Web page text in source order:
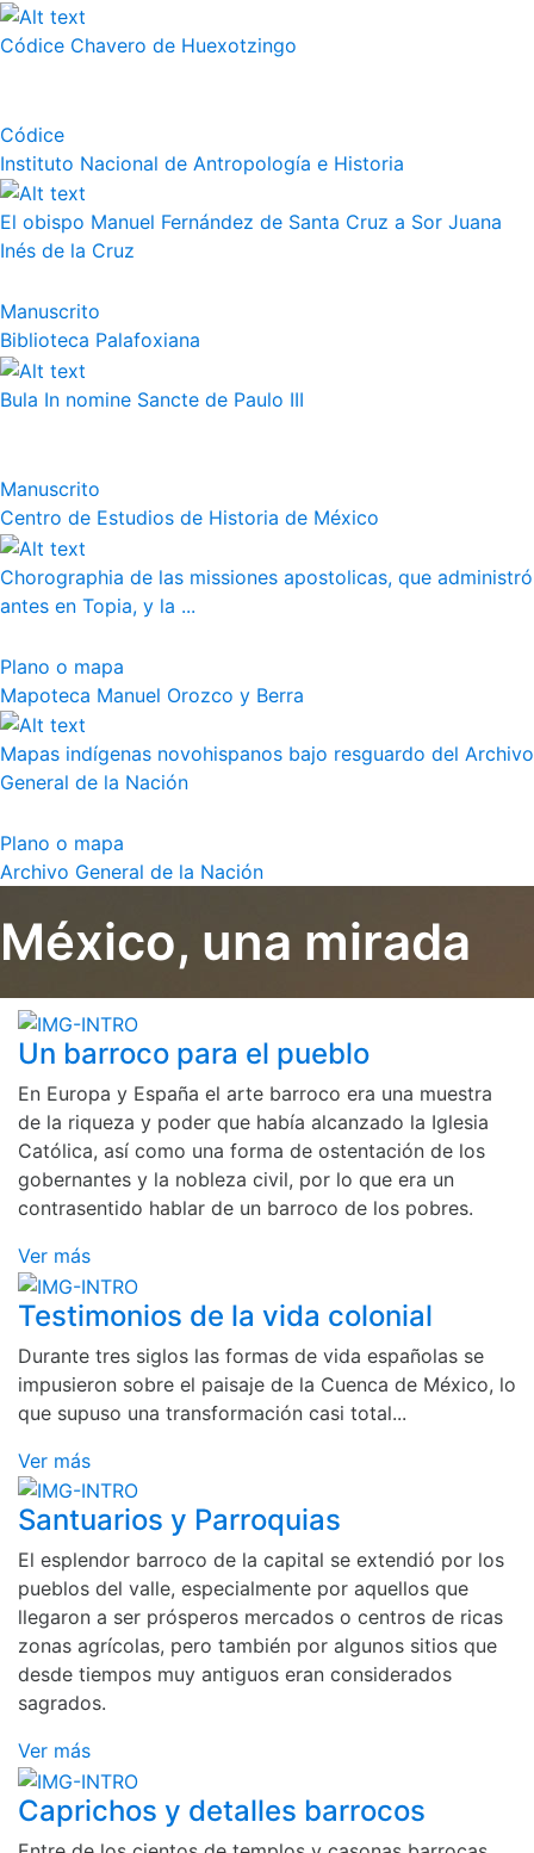
Códice Chavero de Huexotzingo
Códice
Instituto Nacional de Antropología e Historia
El obispo Manuel Fernández de Santa Cruz a Sor Juana
Inés de la Cruz
Manuscrito
Biblioteca Palafoxiana
Bula In nomine Sancte de Paulo III
Manuscrito
Centro de Estudios de Historia de México
Chorographia de las missiones apostolicas, que administró
antes en Topia, y la ...
Plano o mapa
Mapoteca Manuel Orozco y Berra
Mapas indígenas novohispanos bajo resguardo del Archivo
General de la Nación
Plano o mapa
Archivo General de la Nación
México, una mirada
Un barroco para el pueblo
En Europa y España el arte barroco era una muestra
de la riqueza y poder que había alcanzado la Iglesia
Católica, así como una forma de ostentación de los
gobernantes y la nobleza civil, por lo que era un
contrasentido hablar de un barroco de los pobres.
Ver más
Testimonios de la vida colonial
Durante tres siglos las formas de vida españolas se
impusieron sobre el paisaje de la Cuenca de México, lo
que supuso una transformación casi total...
Ver más
Santuarios y Parroquias
El esplendor barroco de la capital se extendió por los
pueblos del valle, especialmente por aquellos que
llegaron a ser prósperos mercados o centros de ricas
zonas agrícolas, pero también por algunos sitios que
desde tiempos muy antiguos eran considerados
sagrados.
Ver más
Caprichos y detalles barrocos